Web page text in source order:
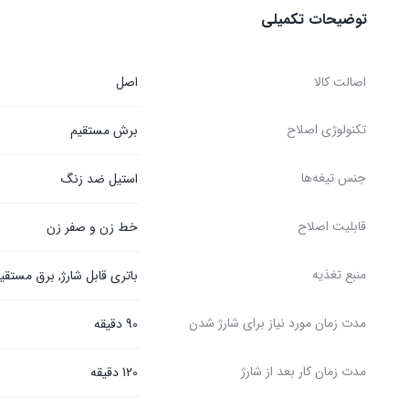
توضیحات تکمیلی
اصالت کالا اصل
تکنولوژی اصلاح برش مستقیم
جنس تیغه‌ها استیل ضد زنگ
قابلیت اصلاح خط زن و صفر زن
منبع تغذیه باتری قابل شارژ, برق
مدت زمان مورد نیاز برای شارژ شدن 90 دقیقه
مدت زمان کار بعد از شارژ 120 دقیقه